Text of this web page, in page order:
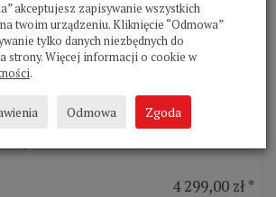
Amplitunery serii JBL MA AVRSeria
amplitunerów AV JBL MA składa się z
pięciu modeli bazujących na platformie
podstawowej łączności z najnowszymi
Wyższe modele dodatkowo zostały
wyposażone w funkcjonalności
4 299,00 zł *
akceptujesz zapisywanie wszystkich
twoim urządzeniu. Kliknięcie “Odmowa”
tylko danych niezbędnych do
strony. Więcej informacji o cookie w
.
Odmowa Zgoda